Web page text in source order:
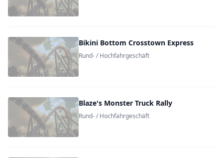
Bikini Bottom Crosstown Express
Rund- / Hochfahrgeschäft
Blaze's Monster Truck Rally
Rund- / Hochfahrgeschäft